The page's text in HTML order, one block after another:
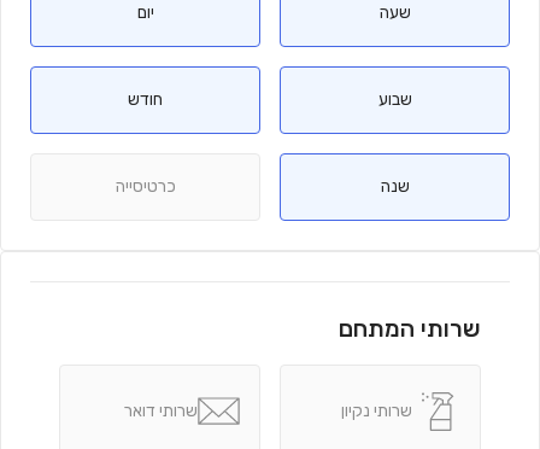
שעה יום
שבוע חודש
שנה כרטיסייה
שרותי המתחם
שרותי נקיון שרותי דואר